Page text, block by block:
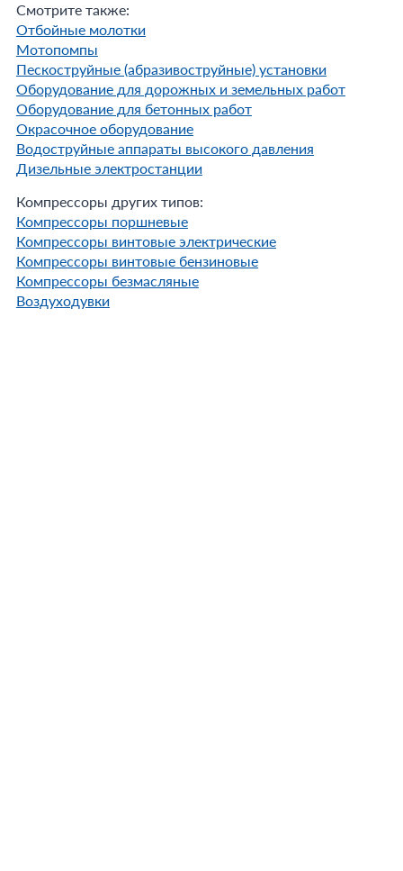
Смотрите также:
Отбойные молотки
Мотопомпы
Пескоструйные (абразивоструйные) установки
Оборудование для дорожных и земельных работ
Оборудование для бетонных работ
Окрасочное оборудование
Водоструйные аппараты высокого давления
Дизельные электростанции
Компрессоры других типов:
Компрессоры поршневые
Компрессоры винтовые электрические
Компрессоры винтовые бензиновые
Компрессоры безмасляные
Воздуходувки